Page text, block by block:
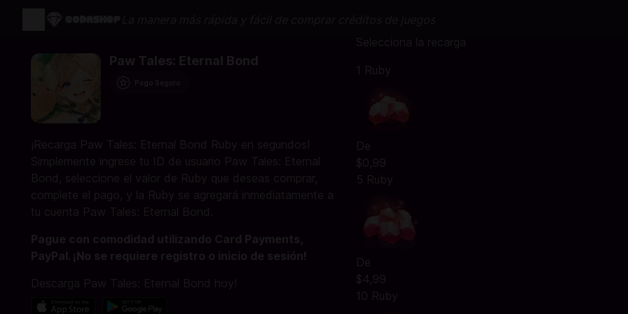
Paw Tales: Eternal Bond
¡Recarga Paw Tales: Eternal Bond Ruby en segundos!
Simplemente ingrese tu ID de usuario Paw Tales: Eternal
Bond, seleccione el valor de Ruby que deseas comprar,
complete el pago, y la Ruby se agregará inmediatamente a
tu cuenta Paw Tales: Eternal Bond.
Pague con comodidad utilizando Card Payments,
PayPal. ¡No se requiere registro o inicio de sesión!
Descarga Paw Tales: Eternal Bond hoy!
Selecciona la recarga
1 Ruby
De
$0,99
5 Ruby
De
$4,99
10 Ruby